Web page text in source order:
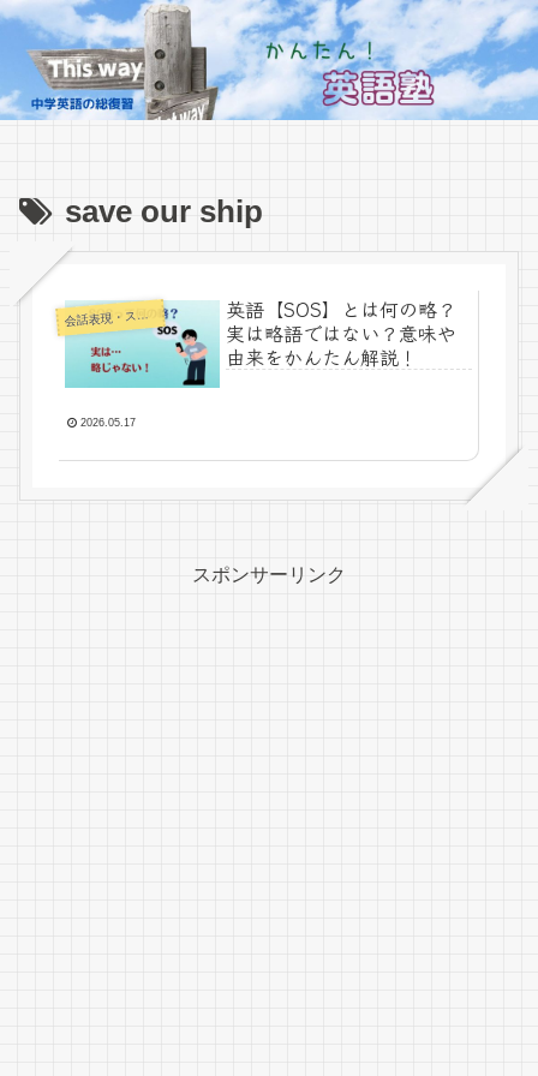
save our ship
会話表現・スラング・ことわざ
英語【SOS】とは何の略？
実は略語ではない？意味や
由来をかんたん解説！
2026.05.17
スポンサーリンク